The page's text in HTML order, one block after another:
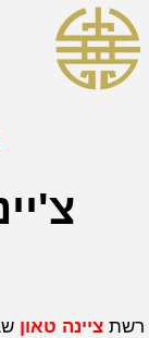
רשת ציינה טאון